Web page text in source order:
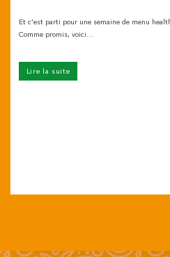
Et c’est parti pour une semaine de menu
Comme promis, voici…
Lire la suite